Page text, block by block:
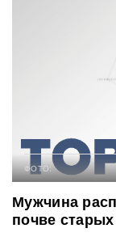
ФОТО:
Мужчина
почве